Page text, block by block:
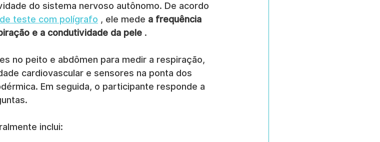
do sistema nervoso autônomo. De acordo
teste com polígrafo , ele mede a frequência
e a condutividade da pele .
no peito e abdômen para medir a respiração,
cardiovascular e sensores na ponta dos
Em seguida, o participante responde a
inclui: